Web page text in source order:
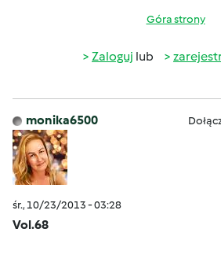
Góra strony
Zaloguj lub
monika6500
śr., 10/23/2013 - 03:28
Vol.68